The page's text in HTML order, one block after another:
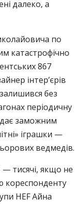
далеко, а
по
катастрофічно
867
інтер’єрів
без
періодичну
заможним
іграшки —
ведмедів.
— тисячі, якщо не
кореспонденту
HEF Айна